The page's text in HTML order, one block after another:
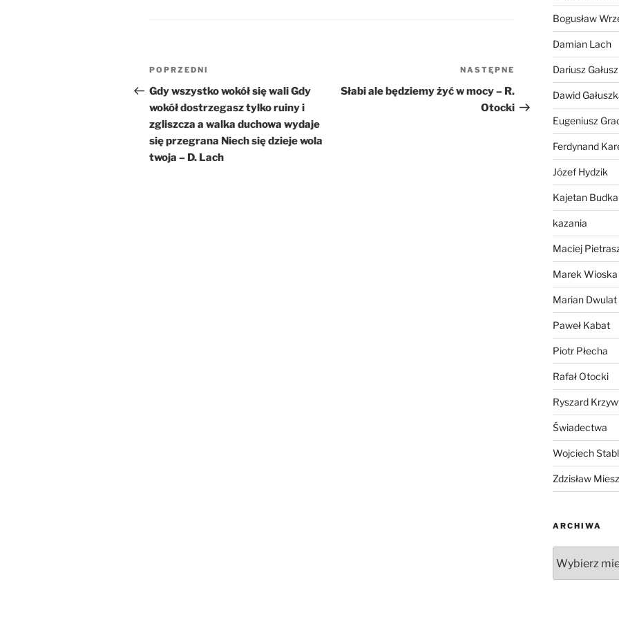
Nawigacja
wpisu
Poprzedni
wpis
POPRZEDNI
Gdy wszystko wokół się wali Gdy
wokół dostrzegasz tylko ruiny i
zgliszcza a walka duchowa wydaje
się przegrana Niech się dzieje wola
twoja – D. Lach
Następny
NASTĘPNE
Słabi ale będziemy żyć w mocy – R.
Otocki
Bogusław
Damian Lach
Dariusz
Dawid
Eugeniusz
Ferdynand
Józef Hydzik
Kajetan Budka
kazania
Maciej
Marek Wioska
Marian Dwulat
Paweł Kabat
Piotr Płecha
Rafał Otocki
Ryszard
Świadectwa
Wojciech
Zdzisław
ARCHIWA